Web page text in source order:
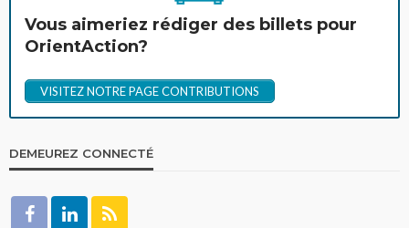
Vous aimeriez rédiger des billets pour
OrientAction?
VISITEZ NOTRE PAGE CONTRIBUTIONS
DEMEUREZ CONNECTÉ